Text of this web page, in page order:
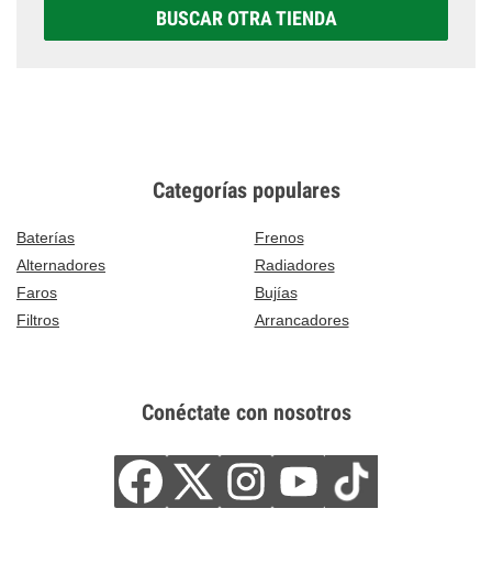
BUSCAR OTRA TIENDA
Categorías populares
Baterías
Frenos
Alternadores
Radiadores
Faros
Bujías
Filtros
Arrancadores
Conéctate con nosotros